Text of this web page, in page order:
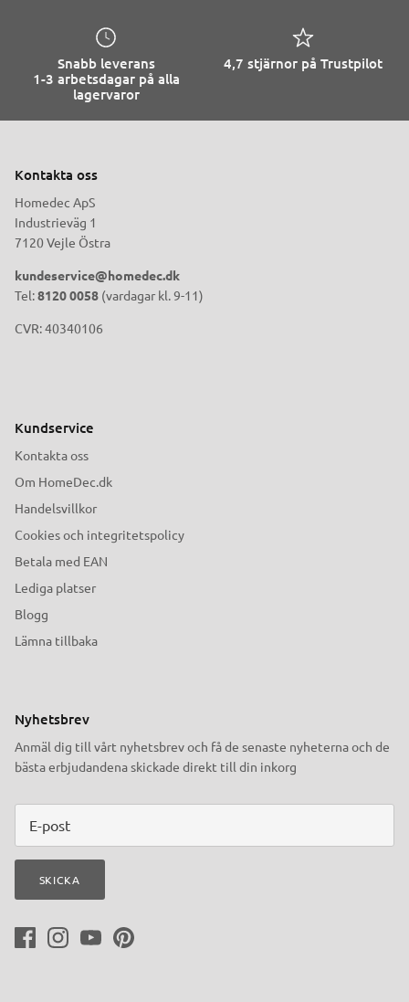
Snabb leverans
1-3 arbetsdagar på alla
lagervaror
4,7 stjärnor på Trustpilot
Kontakta oss
Homedec ApS
Industrieväg 1
7120 Vejle Östra
kundeservice@homedec.dk
Tel:8120 0058 (vardagar kl. 9-11)
CVR: 40340106
Kundservice
Kontakta oss
Om HomeDec.dk
Handelsvillkor
Cookies och integritetspolicy
Betala med EAN
Lediga platser
Blogg
Lämna tillbaka
Nyhetsbrev
Anmäl dig till vårt nyhetsbrev och få de senaste nyheterna och de
bästa erbjudandena skickade direkt till din inkorg
SKICKA